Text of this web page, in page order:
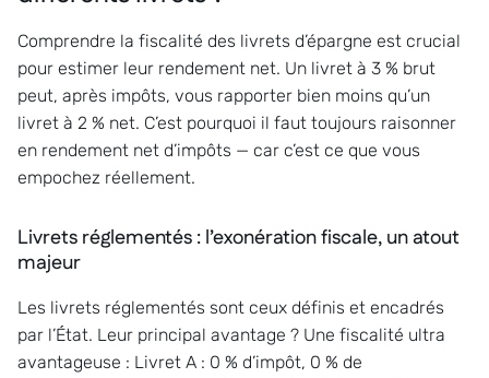
Comprendre la fiscalité des livrets d’épargne est crucial
pour estimer leur rendement net. Un livret à 3 % brut
peut, après impôts, vous rapporter bien moins qu’un
livret à 2 % net. C’est pourquoi il faut toujours raisonner
en rendement net d’impôts — car c’est ce que vous
empochez réellement.
Livrets réglementés : l’exonération fiscale, un atout
majeur
Les livrets réglementés sont ceux définis et encadrés
par l’État. Leur principal avantage ? Une fiscalité ultra
avantageuse : Livret A : 0 % d’impôt, 0 % de